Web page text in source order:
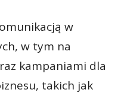
w
w tym na
kampaniami dla
takich jak